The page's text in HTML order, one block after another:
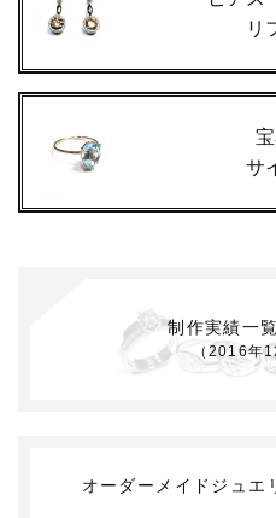
リ
サ
制作実績一
（2016年
オーダーメイドジュ